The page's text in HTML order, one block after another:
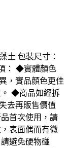
土 包裝尺寸：
： ◆實體顏色
，實品顏色更佳
。 ◆商品如經拆
去再販售價值
首次使用，請
表面偶而有微
避免硬物碰